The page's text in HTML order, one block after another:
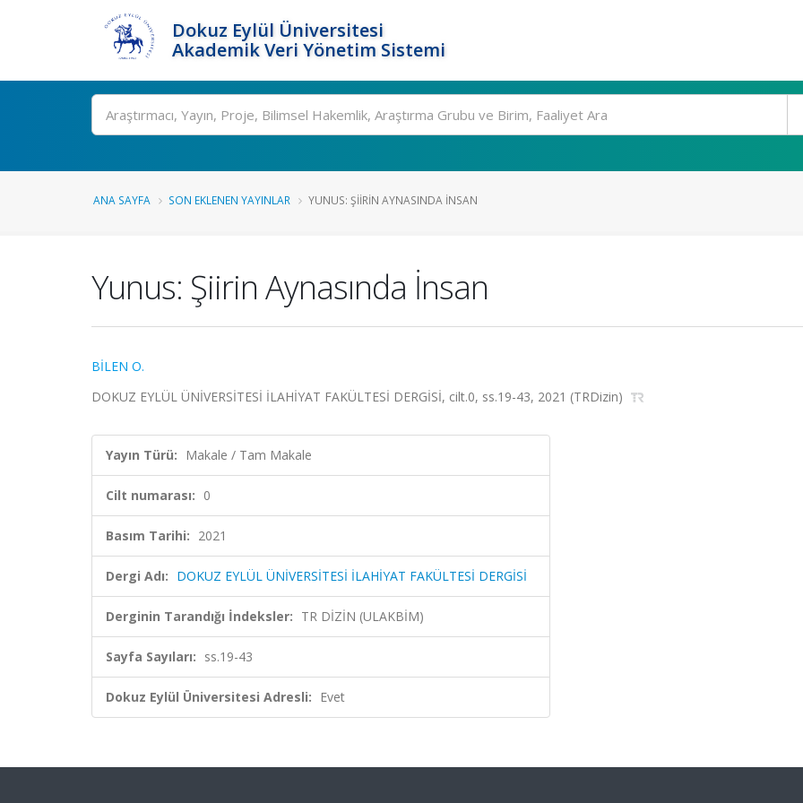
Dokuz Eylül Üniversitesi
Akademik Veri Yönetim Sistemi
Ara
ANA SAYFA SON EKLENEN YAYINLAR YUNUS: ŞIIRIN AYNASINDA İNSAN
Yunus: Şiirin Aynasında İnsan
BİLEN O.
DOKUZ EYLÜL ÜNİVERSİTESİ İLAHİYAT FAKÜLTESİ DERGİSİ, cilt.0, ss.19-43, 2021 (TRDizin)
Yayın Türü: Makale / Tam Makale
Cilt numarası: 0
Basım Tarihi: 2021
Dergi Adı: DOKUZ EYLÜL ÜNİVERSİTESİ İLAHİYAT FAKÜLTESİ DERGİSİ
Derginin Tarandığı İndeksler: TR DİZİN (ULAKBİM)
Sayfa Sayıları: ss.19-43
Dokuz Eylül Üniversitesi Adresli: Evet